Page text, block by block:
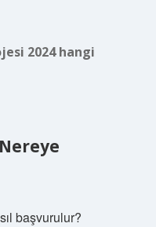
2024 hangi
başvurulur?